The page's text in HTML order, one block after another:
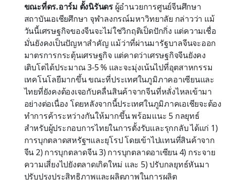
ขณะที่ดร.อาร์ม ตั้งนิรันดรผู้อำนวยการศูนย์จีนศึกษา
สถาบันเอเชียศึกษา จุฬาลงกรณ์มหาวิทยาลัย กล่าวว่า แม้
วันนี้เศรษฐกิจของจีนจะไม่ใช่วิกฤติเป็ดปักกิ่ง แต่ความเชื่อ
มั่นยังคงเป็นปัญหาสำคัญ แม้ว่าที่ผ่านมารัฐบาลจีนจะออก
มาตรการกระตุ้นเศรษฐกิจ แต่คาดว่าเศรษฐกิจจีนยังคง
เติบโตได้ประมาณ 3-5 % และจะมุ่งเน้นไปที่อุตสาหกรรม
เทคโนโลยีมากขึ้น ขณะที่ประเทศในภูมิภาคอาเซียนและ
ไทยที่ยังคงต้องเจอกับคลื่นสินค้าจากจีนที่หลั่งไหลเข้ามา
อย่างต่อเนื่อง โดยหลังจากนี้ประเทศในภูมิภาคเอเชียจะต้อง
ทำการค้าระหว่างกันให้มากขึ้น พร้อมแนะ 5 กลยุทธ์
สำหรับผู้ประกอบการไทยในการตั้งรับและรุกกลับ ได้แก่ 1)
การบุกตลาดสหรัฐฯและยุโรป โดยเข้าไปแทนที่สินค้าจาก
จีน 2) การบุกตลาดจีน 3) การบุกตลาดอาเซียน 4) กระจาย
ความเสี่ยงไปยังตลาดเกิดใหม่ และ 5) ปรับกลยุทธ์หันมา
ปรับปรุงประสิทธิภาพและผลิตภาพในการผลิต